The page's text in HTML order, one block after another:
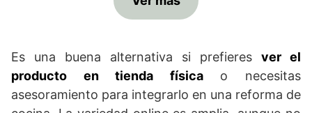
Es una buena alternativa si prefieres ver el
producto en tienda físicao necesitas
asesoramiento para integrarlo en una reforma de